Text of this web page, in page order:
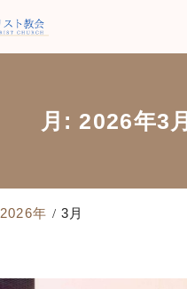
月: 2026年3月
2026年 3月